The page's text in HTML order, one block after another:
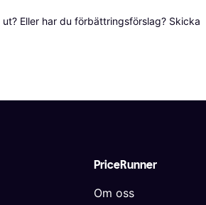
Eller har du förbättringsförslag? Skicka
PriceRunner
Om oss